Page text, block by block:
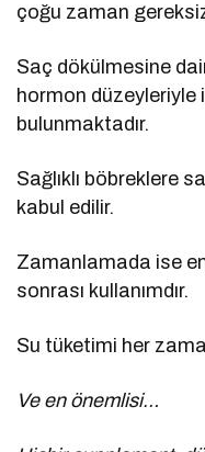
çoğu zaman
Saç dökülmesine
hormon düzeyleriyle
bulunmaktadır.
Sağlıklı böbreklere
kabul edilir.
Zamanlamada ise
sonrası kullanımdır.
Su tüketimi her
Ve en önemlisi…